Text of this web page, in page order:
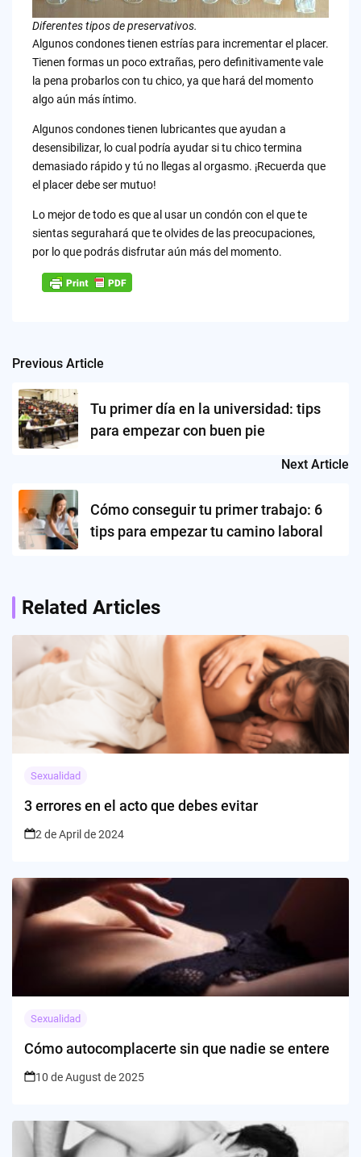
Diferentes tipos de preservativos.
Algunos condones tienen estrías para incrementar el placer.
Tienen formas un poco extrañas, pero definitivamente vale
la pena probarlos con tu chico, ya que hará del momento
algo aún más íntimo.
Algunos condones tienen lubricantes que ayudan a
desensibilizar, lo cual podría ayudar si tu chico termina
demasiado rápido y tú no llegas al orgasmo. ¡Recuerda que
el placer debe ser mutuo!
Lo mejor de todo es que al usar un condón con el que te
sientas segurahará que te olvides de las preocupaciones,
por lo que podrás disfrutar aún más del momento.
Post
navigation
Previous Article
Tu primer día en la universidad: tips
para empezar con buen pie
Next Article
Cómo conseguir tu primer trabajo: 6
tips para empezar tu camino laboral
Related Articles
Sexualidad
3 errores en el acto que debes evitar
2 de April de 2024
Sexualidad
Cómo autocomplacerte sin que nadie se entere
10 de August de 2025